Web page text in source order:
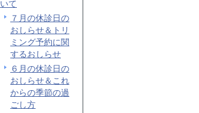
いて
７月の休診日の
おしらせ＆トリ
ミング予約に関
するおしらせ
６月の休診日の
おしらせ＆これ
からの季節の過
ごし方